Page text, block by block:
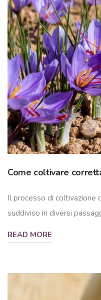
Come coltivare
Il processo di coltivazione
suddiviso in diversi
READ MORE